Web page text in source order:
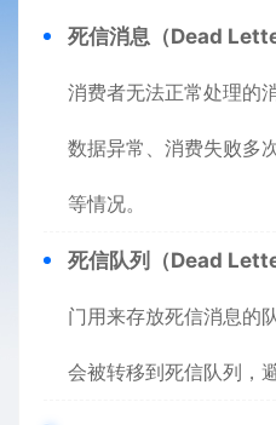
死信消息（Dead
消费者无法正常处理的
数据异常、消费失败多
等情况。
死信队列（Dead
门用来存放死信消息的
会被转移到死信队列，